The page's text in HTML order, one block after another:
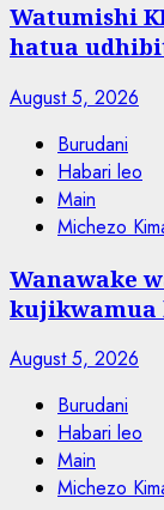
Watumishi
hatua
August 5, 2026
Burudani
Habari leo
Main
Michezo
Wanawake
kujikwamua
August 5, 2026
Burudani
Habari leo
Main
Michezo